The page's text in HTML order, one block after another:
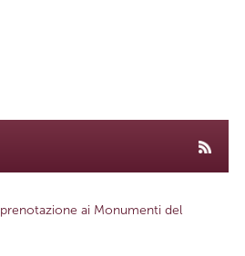
ai Monumenti del